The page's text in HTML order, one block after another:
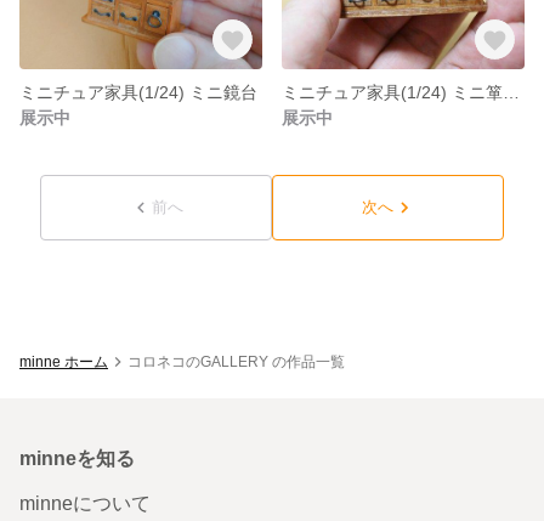
ミニチュア家具(1/24) ミニ鏡台
展示中
展示中
前へ 次へ
minne ホーム コロネコのGALLERY の作品一覧
minneを知る
minneについて